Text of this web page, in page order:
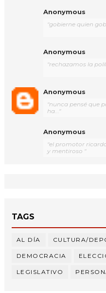
Anonymous
"gobierne quien
Anonymous
"rechazamos la
Anonymous
"nunca pensé que
ha..."
Anonymous
"el promotor
y mentiroso "
TAGS
AL DÍA CULTURA/
DEMOCRACIA
LEGISLATIVO